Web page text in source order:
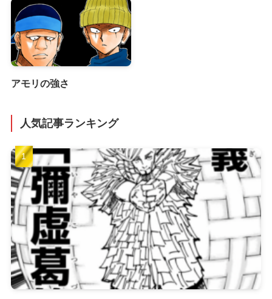
アモリの強さ
人気記事ランキング